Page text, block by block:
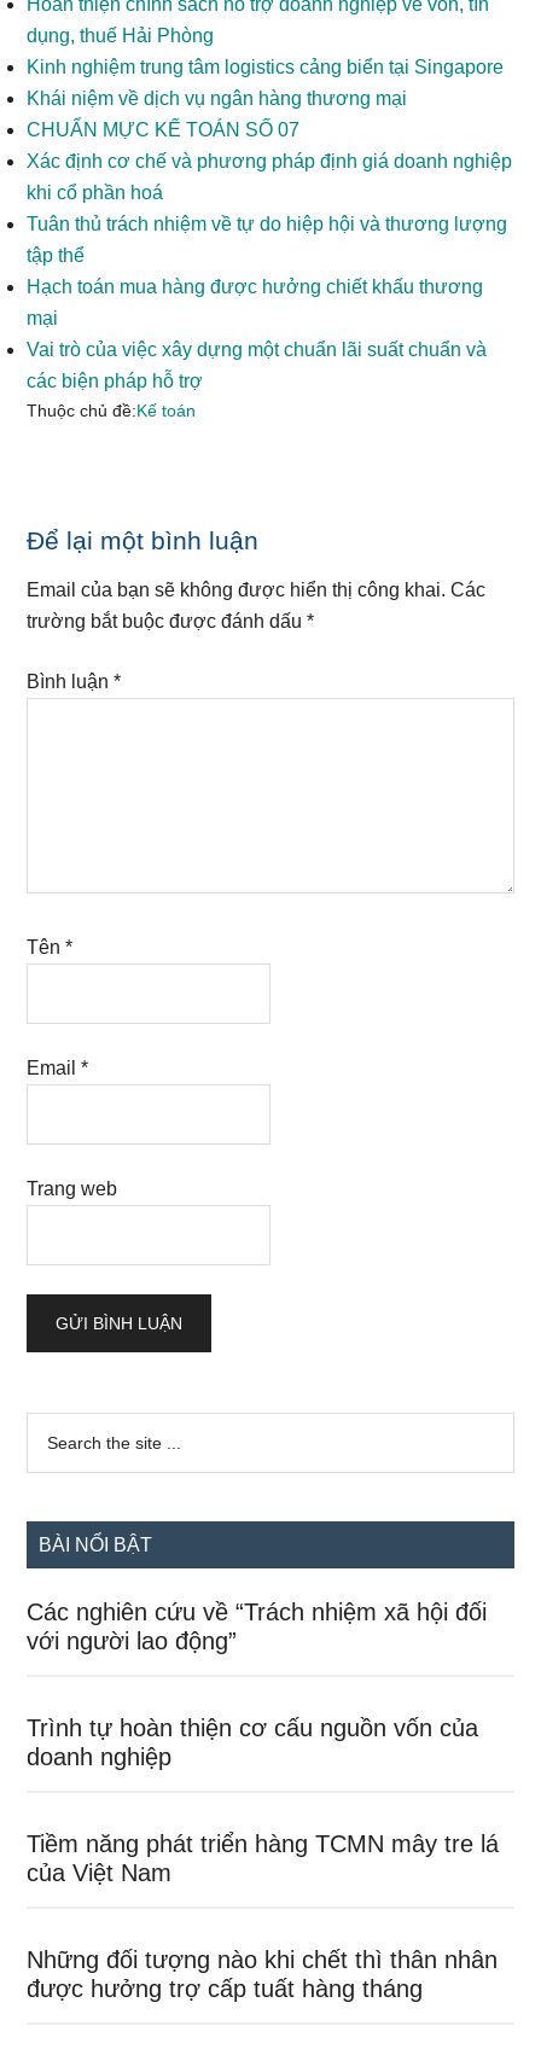
Hoàn thiện chính sách hỗ trợ doanh nghiệp về vốn, tín
dụng, thuế Hải Phòng
Kinh nghiệm trung tâm logistics cảng biển tại Singapore
Khái niệm về dịch vụ ngân hàng thương mại
CHUẨN MỰC KẾ TOÁN SỐ 07
Xác định cơ chế và phương pháp định giá doanh nghiệp
khi cổ phần hoá
Tuân thủ trách nhiệm về tự do hiệp hội và thương lượng
tập thể
Hạch toán mua hàng được hưởng chiết khấu thương
mại
Vai trò của việc xây dựng một chuẩn lãi suất chuẩn và
các biện pháp hỗ trợ
Thuộc chủ đề:Kế toán
Reader
Interactions
Để lại một bình luận
Email của bạn sẽ không được hiển thị công khai. Các
trường bắt buộc được đánh dấu*
Bình luận*
Tên*
Email*
Trang web
Sidebar
chính
...
BÀI NỔI BẬT
Các nghiên cứu về “Trách nhiệm xã hội đối
với người lao động”
Trình tự hoàn thiện cơ cấu nguồn vốn của
doanh nghiệp
Tiềm năng phát triển hàng TCMN mây tre lá
của Việt Nam
Những đối tượng nào khi chết thì thân nhân
được hưởng trợ cấp tuất hàng tháng